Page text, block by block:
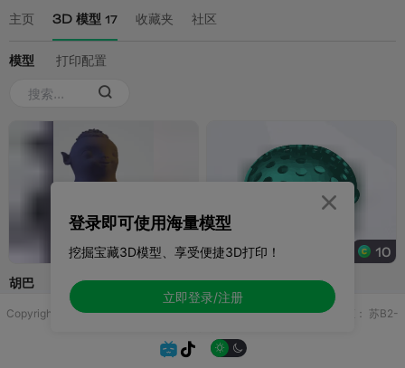
Copyright © 2025 无锡控博科技有限公司 版权所有增值电信业务许可证： 苏B2-
 
登录即可使用海量模型
挖掘宝藏3D模型、享受便捷3D打印！
立即登录/注册
